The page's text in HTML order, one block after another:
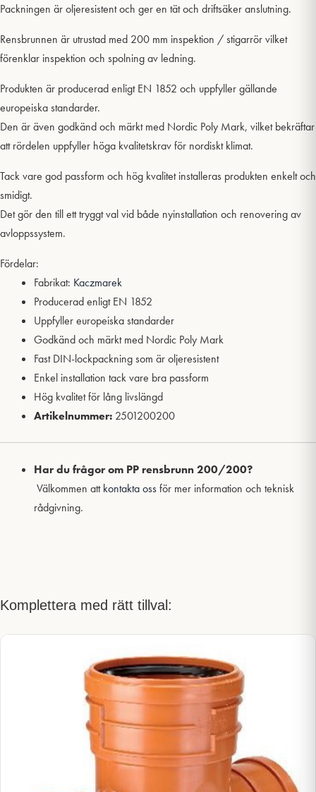
Packningen är oljeresistent och ger en tät och driftsäker anslutning.
Rensbrunnen är utrustad med 200 mm inspektion / stigarrör vilket
förenklar inspektion och spolning av ledning.
Produkten är producerad enligt EN 1852 och uppfyller gällande
europeiska standarder.
Den är även godkänd och märkt med Nordic Poly Mark, vilket bekräftar
att rördelen uppfyller höga kvalitetskrav för nordiskt klimat.
Tack vare god passform och hög kvalitet installeras produkten enkelt och
smidigt.
Det gör den till ett tryggt val vid både nyinstallation och renovering av
avloppssystem.
Fördelar:
Fabrikat: Kaczmarek
Producerad enligt EN 1852
Uppfyller europeiska standarder
Godkänd och märkt med Nordic Poly Mark
Fast DIN-lockpackning som är oljeresistent
Enkel installation tack vare bra passform
Hög kvalitet för lång livslängd
Artikelnummer: 2501200200
Har du frågor om PP rensbrunn 200/200?
Välkommen attkontakta ossför mer information och teknisk
rådgivning.
Komplettera med rätt tillval: